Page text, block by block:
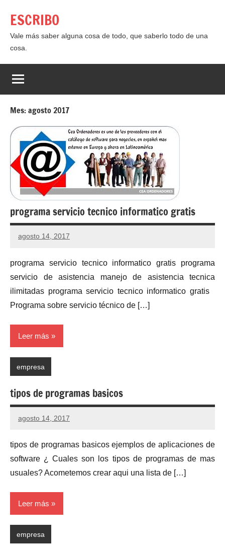
contenido
ESCRIBO
Vale más saber alguna cosa de todo, que saberlo todo de una
cosa.
Mes:agosto 2017
programa servicio tecnico informatico gratis
agosto 14, 2017
No
comentarios
programa servicio tecnico informatico gratis programa
servicio de asistencia manejo de asistencia tecnica
ilimitadas programa servicio tecnico informatico gratis
Programa sobre servicio técnico de […]
Leer más
empresa
tipos de programas basicos
agosto 14, 2017
No
comentarios
tipos de programas basicos ejemplos de aplicaciones de
software ¿ Cuales son los tipos de programas de mas
usuales? Acometemos crear aqui una lista de […]
Leer más
empresa